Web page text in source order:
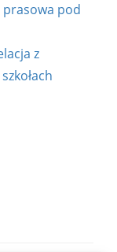
prasowa pod
z